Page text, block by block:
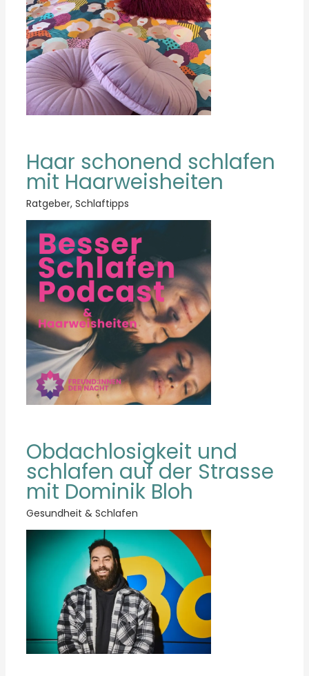
Haar schonend schlafen
mit Haarweisheiten
Ratgeber, Schlaftipps
Obdachlosigkeit und
schlafen auf der Strasse
mit Dominik Bloh
Gesundheit & Schlafen